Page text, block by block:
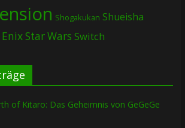
Shogakukan Shueisha
Star Wars Switch
of Kitaro: Das Geheimnis von GeGeGe